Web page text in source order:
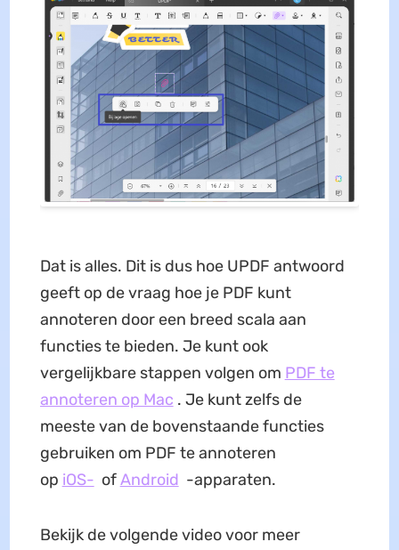
Dat is alles. Dit is dus hoe UPDF antwoord
geeft op de vraag hoe je PDF kunt
annoteren door een breed scala aan
functies te bieden. Je kunt ook
vergelijkbare stappen volgen om PDF te
annoteren op Mac . Je kunt zelfs de
meeste van de bovenstaande functies
gebruiken om PDF te annoteren
op iOS- ofAndroid -apparaten.
Bekijk de volgende video voor meer